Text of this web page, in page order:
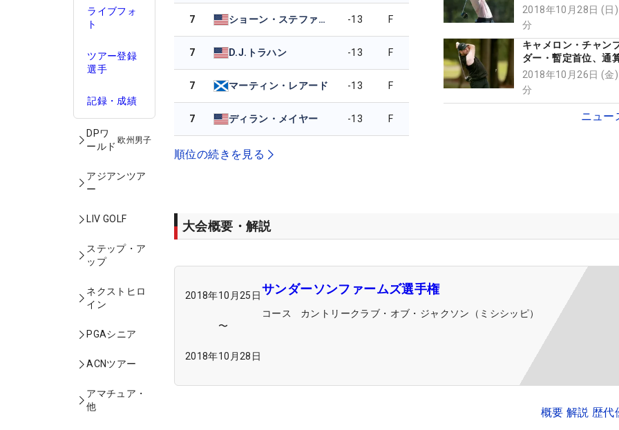
ライブフォ
ト
ツアー登録
選手
記録・成績
DPワ
ールド
欧州男子
アジアンツア
ー
LIV GOLF
ステップ・ア
ップ
ネクストヒロ
イン
PGAシニア
ACNツアー
アマチュア・
他
7 ショーン・ステファニー -13 F
7 D.J.トラハン -13 F
7 マーティン・レアード -13 F
7 ディラン・メイヤー -13 F
順位の続きを見る
差で単独首位【サン
ファームズ選手権】
2018年10月28日 (日
分
キャメロン・チャン
ダー・暫定首位、通
バティーニが暫定3
ダーソンファームズ
日】
2018年10月26日 (金
分
ニュー
大会概要・解説
2018年10月25日
〜
2018年10月28日
サンダーソンファームズ選手権
コース カントリークラブ・オブ・ジャクソン（ミシシッピ）
概要 解説 歴代